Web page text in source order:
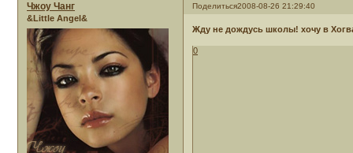
Поделиться2008-08-26 21:29:40
Чжоу Чанг
&Little Angel&
Жду не дождусь школы! хочу в
0